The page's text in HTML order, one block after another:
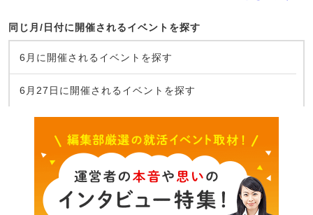
同じ月/日付に開催されるイベントを探す
6月に開催されるイベントを探す
6月27日に開催されるイベントを探す